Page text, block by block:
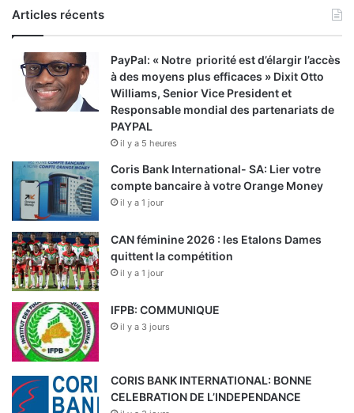
Articles récents
PayPal: « Notre priorité est d’élargir l’accès
à des moyens plus efficaces » Dixit Otto
Williams, Senior Vice President et
Responsable mondial des partenariats de
PAYPAL
il y a 5 heures
Coris Bank International- SA: Lier votre
compte bancaire à votre Orange Money
il y a 1 jour
CAN féminine 2026 : les Etalons Dames
quittent la compétition
il y a 1 jour
IFPB: COMMUNIQUE
il y a 3 jours
CORIS BANK INTERNATIONAL: BONNE
CELEBRATION DE L’INDEPENDANCE